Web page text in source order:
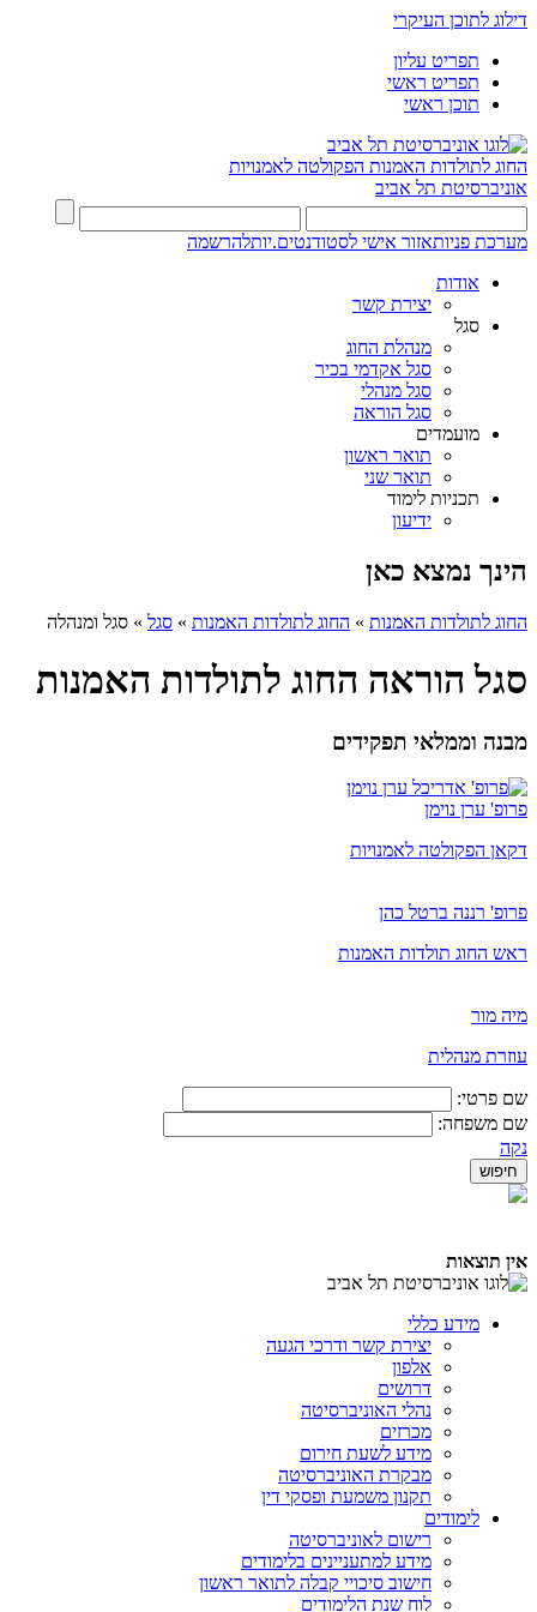
דילוג לתוכן העיקרי
תפריט עליון
תפריט ראשי
תוכן ראשי
החוג לתולדות האמנות הפקולטה לאמנויות
אוניברסיטת תל אביב
מערכת פניותאזור אישי לסטודנטים.יותלהרשמה
אודות
יצירת קשר
סגל
מנהלת החוג
סגל אקדמי בכיר
סגל מנהלי
סגל הוראה
מועמדים
תואר ראשון
תואר שני
תכניות לימוד
ידיעון
הינך נמצא כאן
החוג לתולדות האמנות » החוג לתולדות האמנות » סגל » סגל ומנהלה
סגל הוראה החוג לתולדות האמנות
מבנה וממלאי תפקידים
פרופ' ערן נוימן
דקאן הפקולטה לאמנויות
פרופ' רננה ברטל כהן
ראש החוג תולדות האמנות
מיה מור
​עוזרת מנהלית
שם פרטי:
שם משפחה:
נקה
אין תוצאות
מידע כללי
יצירת קשר ודרכי הגעה
אלפון
דרושים
נהלי האוניברסיטה
מכרזים
מידע לשעת חירום
מבקרת האוניברסיטה
תקנון משמעת ופסקי דין
לימודים
רישום לאוניברסיטה
מידע למתעניינים בלימודים
חישוב סיכויי קבלה לתואר ראשון
לוח שנת הלימודים